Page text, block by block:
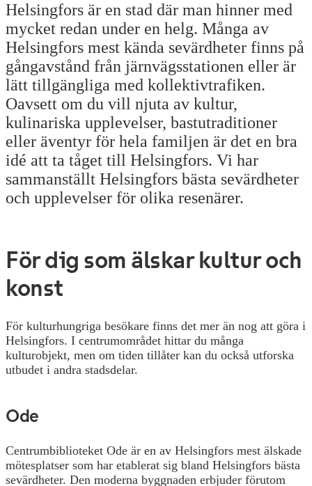
Helsingfors är en stad där man hinner med
mycket redan under en helg. Många av
Helsingfors mest kända sevärdheter finns på
gångavstånd från järnvägsstationen eller är
lätt tillgängliga med kollektivtrafiken.
Oavsett om du vill njuta av kultur,
kulinariska upplevelser, bastutraditioner
eller äventyr för hela familjen är det en bra
idé att ta tåget till Helsingfors. Vi har
sammanställt Helsingfors bästa sevärdheter
och upplevelser för olika resenärer.
För dig som älskar kultur och
konst
För kulturhungriga besökare finns det mer än nog att göra i
Helsingfors. I centrumområdet hittar du många
kulturobjekt, men om tiden tillåter kan du också utforska
utbudet i andra stadsdelar.
Ode
Centrumbiblioteket Ode är en av Helsingfors mest älskade
mötesplatser som har etablerat sig bland Helsingfors bästa
sevärdheter. Den moderna byggnaden erbjuder förutom